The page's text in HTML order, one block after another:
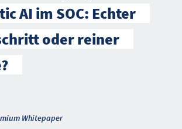
AI im SOC: Echter
oder reiner
Whitepaper